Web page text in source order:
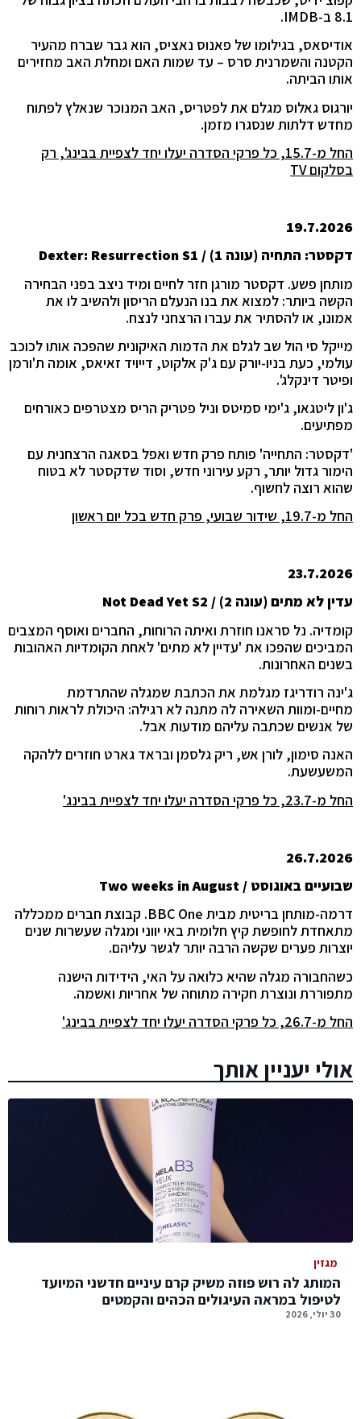
8.1 ב-IMDB.
אודיסאס, בגילומו של פאנוס נאציס, הוא גבר שברח מהעיר
הקטנה והשמרנית סרס – עד שמות האם ומחלת האב מחזירים
אותו הביתה.
יורגוס גאלוס מגלם את לפטריס, האב המנוכר שנאלץ לפתוח
מחדש דלתות שנסגרו מזמן.
החל מ-15.7, כל פרקי הסדרה יעלו יחד לצפיית בבינג', רק
בסלקוםTV
19.7.2026
דקסטר: התחיה (עונה 1) /
Dexter: Resurrection S1
מותחן פשע. דקסטר מורגן חזר לחיים ומיד ניצב בפני הבחירה
הקשה ביותר: למצוא את בנו הנעלם הריסון ולהשיב לו את
אמונו, או להסתיר את עברו הרצחני לנצח.
מייקל סי הול שב לגלם את הדמות האיקונית שהפכה אותו לכוכב
עולמי, כעת בניו-יורק עם ג'ק אלקוט, דייויד זאיאס, אומה ת'ורמן
ופיטר דינקלג'.
ג'ון ליטגאו, ג'ימי סמיטס וניל פטריק הריס מצטרפים כאורחים
מפתיעים.
'דקסטר: התחייה' פותח פרק חדש ואפל בסאגה הרצחנית עם
הימור גדול יותר, רקע עירוני חדש, וסוד שדקסטר לא בטוח
שהוא רוצה לחשוף.
החל מ-19.7, שידור שבועי, פרק חדש בכל יום ראשון
23.7.2026
עדין לא מתים (עונה 2) /
Not Dead Yet S2
קומדיה. נל סראנו חוזרת ואיתה הרוחות, החברים ואוסף המצבים
המביכים שהפכו את 'עדיין לא מתים' לאחת הקומדיות האהובות
בשנים האחרונות.
ג'ינה רודריגז מגלמת את הכתבת שמגלה שהתרדמת
מחיים-ומוות השאירה לה מתנה לא רגילה: היכולת לראות רוחות
של אנשים שכתבה עליהם מודעות אבל.
האנה סימון, לורן אש, ריק גלסמן ובראד גארט חוזרים ללהקה
המשעשעת.
החל מ-23.7, כל פרקי הסדרה יעלו יחד לצפיית בבינג'
26.7.2026
שבועיים באוגוסט / Two weeks in August
דרמה-מותחן בריטית מבית BBC One. קבוצת חברים ממכללה
מתאחדת לחופשת קיץ חלומית באי יווני ומגלה שעשרות שנים
יוצרות פערים שקשה הרבה יותר לגשר עליהם.
כשהחבורה מגלה שהיא כלואה על האי, הידידות הישנה
מתפוררת ונוצרת חקירה מתוחה של אחריות ואשמה.
החל מ-26.7, כל פרקי הסדרה יעלו יחד לצפיית בבינג'
אולי יעניין אותך
מגזין
המותג לה רוש פוזה משיק קרם עיניים חדשני המיועד
לטיפול במראה העיגולים הכהים והקמטים
30 יולי, 2026